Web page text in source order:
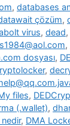
, databases
çözüm,
virus, dead,
,
dosyası,
,
files,
(.wallet),
, DMA